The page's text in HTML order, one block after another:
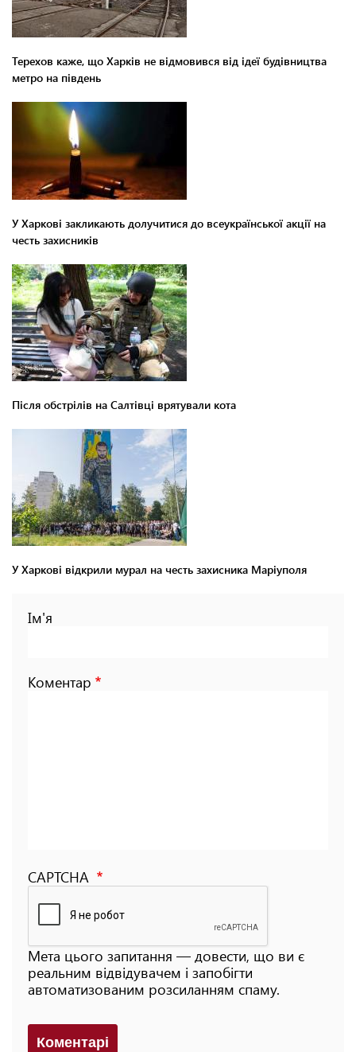
Терехов каже, що Харків не відмовився від ідеї будівництва
метро на південь
У Харкові закликають долучитися до всеукраїнської акції на
честь захисників
Після обстрілів на Салтівці врятували кота
У Харкові відкрили мурал на честь захисника Маріуполя
Ім'я
Коментар
CAPTCHA
Мета цього запитання — довести, що ви є
реальним відвідувачем і запобігти
автоматизованим розсиланням спаму.
Коментарi